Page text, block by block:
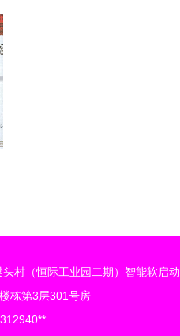
村（恒际工业园二期）智能软启动
栋第3层301号房